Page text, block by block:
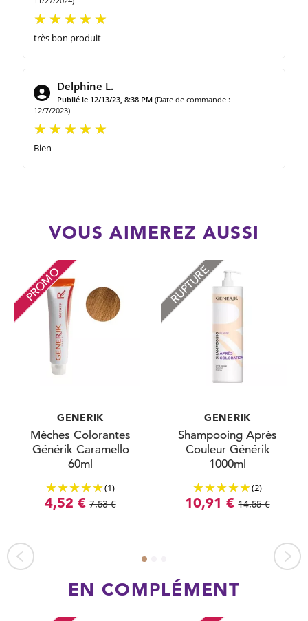
très bon produit
Delphine L.
Publié le 12/13/23, 8:38 PM (Date de commande :
12/7/2023)
Bien
VOUS AIMEREZ AUSSI
PROMO
GENERIK
Mèches Colorantes
Générik Caramello
60ml
(1)
4,52 € 7,53 €
RUPTURE
GENERIK
Shampooing Après
Couleur Générik
1000ml
(2)
10,91 € 14,55 €
EN COMPLÉMENT